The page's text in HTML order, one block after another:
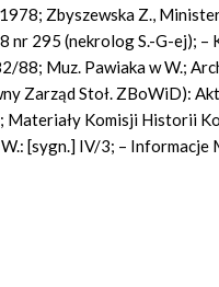
Zbyszewska Z.,
nr 295 (nekrolog S.-G-ej); –
88; Muz. Pawiaka w W.;
Zarząd Stoł. ZBoWiD):
Materiały Komisji Historii
[sygn.] IV/3; – Informacje